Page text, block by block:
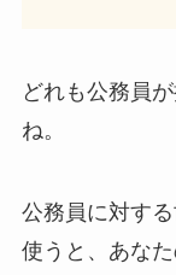
どれも公務員
ね。
公務員に対す
使うと、あな